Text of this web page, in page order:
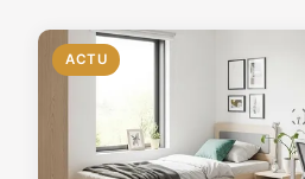
ACTU